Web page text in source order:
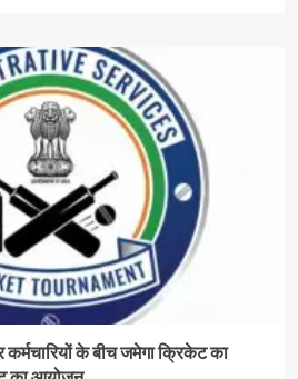
के बीच जमेगा क्रिकेट का